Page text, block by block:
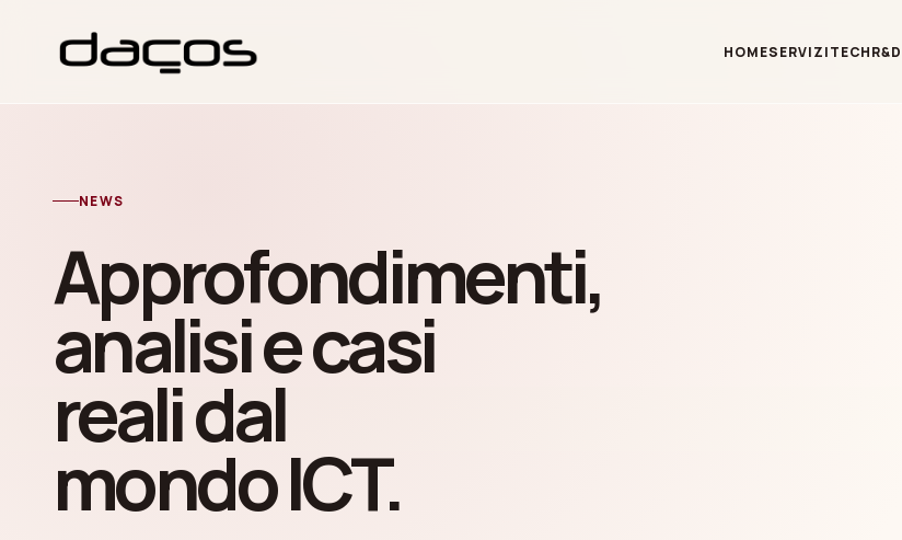
HOMESERVIZITECHR&D
NEWS
Approfondimenti,
analisi e casi
reali dal
mondo ICT.